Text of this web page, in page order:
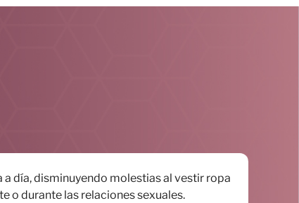
a día, disminuyendo molestias al vestir ropa
o durante las relaciones sexuales.